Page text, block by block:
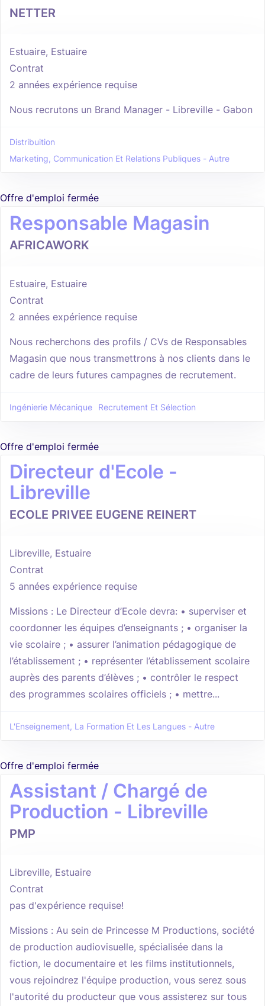
NETTER
Estuaire, Estuaire
Contrat
2 années expérience requise
Nous recrutons un Brand Manager - Libreville - Gabon
Distribuition
Marketing, Communication Et Relations Publiques - Autre
Offre d'emploi fermée
Responsable Magasin
AFRICAWORK
Estuaire, Estuaire
Contrat
2 années expérience requise
Nous recherchons des profils / CVs de Responsables
Magasin que nous transmettrons à nos clients dans le
cadre de leurs futures campagnes de recrutement.
Ingénierie Mécanique Recrutement Et Sélection
Offre d'emploi fermée
Directeur d'Ecole -
Libreville
ECOLE PRIVEE EUGENE REINERT
Libreville, Estuaire
Contrat
5 années expérience requise
Missions : Le Directeur d’Ecole devra: • superviser et
coordonner les équipes d’enseignants ; • organiser la
vie scolaire ; • assurer l’animation pédagogique de
l’établissement ; • représenter l’établissement scolaire
auprès des parents d’élèves ; • contrôler le respect
des programmes scolaires officiels ; • mettre...
L'Enseignement, La Formation Et Les Langues - Autre
Offre d'emploi fermée
Assistant / Chargé de
Production - Libreville
PMP
Libreville, Estuaire
Contrat
pas d'expérience requise!
Missions : Au sein de Princesse M Productions, société
de production audiovisuelle, spécialisée dans la
fiction, le documentaire et les films institutionnels,
vous rejoindrez l'équipe production, vous serez sous
l'autorité du producteur que vous assisterez sur tous